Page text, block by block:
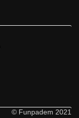
© Funpadem 2021